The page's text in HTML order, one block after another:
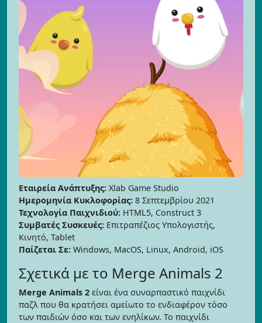
Εταιρεία Ανάπτυξης: Xlab Game Studio
Ημερομηνία Κυκλοφορίας: 8 Σεπτεμβρίου 2021
Τεχνολογία Παιχνιδιού: HTML5, Construct 3
Συμβατές Συσκευές: Επιτραπέζιος Υπολογιστής,
Κινητό, Tablet
Παίζεται Σε: Windows, MacOS, Linux, Android, iOS
Σχετικά με το Merge Animals 2
Merge Animals 2 είναι ένα συναρπαστικό παιχνίδι
παζλ που θα κρατήσει αμείωτο το ενδιαφέρον τόσο
των παιδιών όσο και των ενηλίκων. Το παιχνίδι